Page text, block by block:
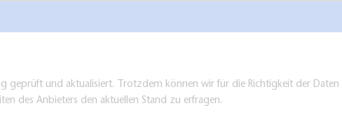
geprüft und aktualisiert. Trotzdem können wir für die Richtigkeit der
des Anbieters den aktuellen Stand zu erfragen.